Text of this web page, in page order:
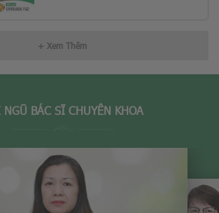
+ Xem Thêm
BÁC SĨ CHUYÊN KHOA